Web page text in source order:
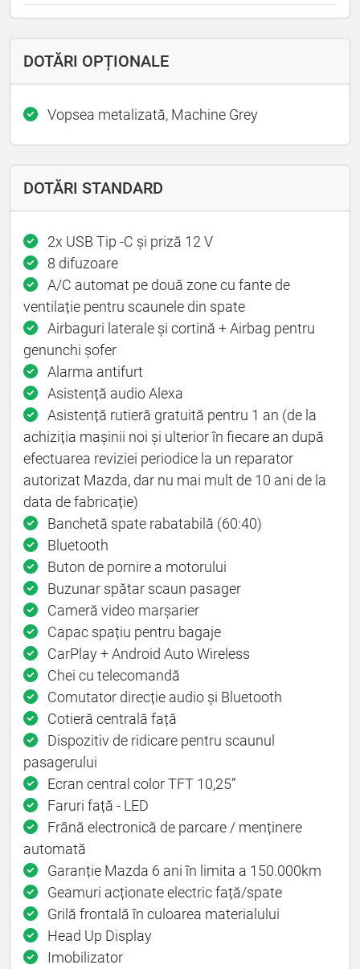
DOTĂRI OPȚIONALE
Vopsea metalizată, Machine Grey
DOTĂRI STANDARD
2x USB Tip -C și priză 12 V
8 difuzoare
A/C automat pe două zone cu fante de
ventilație pentru scaunele din spate
Airbaguri laterale și cortină + Airbag pentru
genunchi șofer
Alarma antifurt
Asistență audio Alexa
Asistență rutieră gratuită pentru 1 an (de la
achiziția mașinii noi și ulterior în ﬁecare an după
efectuarea reviziei periodice la un reparator
autorizat Mazda, dar nu mai mult de 10 ani de la
data de fabricație)
Banchetă spate rabatabilă (60:40)
Bluetooth
Buton de pornire a motorului
Buzunar spătar scaun pasager
Cameră video marșarier
Capac spațiu pentru bagaje
CarPlay + Android Auto Wireless
Chei cu telecomandă
Comutator direcție audio și Bluetooth
Cotieră centrală față
Dispozitiv de ridicare pentru scaunul
pasagerului
Ecran central color TFT 10,25”
Faruri față - LED
Frână electronică de parcare / menținere
automată
Garanție Mazda 6 ani în limita a 150.000km
Geamuri acționate electric față/spate
Grilă frontală în culoarea materialului
Head Up Display
Imobilizator